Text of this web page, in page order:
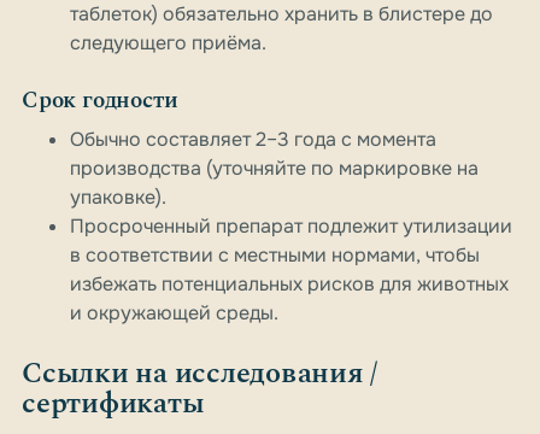
таблеток) обязательно хранить в блистере до
следующего приёма.
Срок годности
Обычно составляет 2–3 года с момента
производства (уточняйте по маркировке на
упаковке).
Просроченный препарат подлежит утилизации
в соответствии с местными нормами, чтобы
избежать потенциальных рисков для животных
и окружающей среды.
Ссылки на исследования /
сертификаты